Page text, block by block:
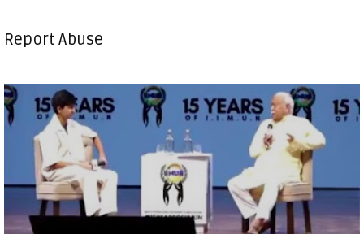
Report Abuse